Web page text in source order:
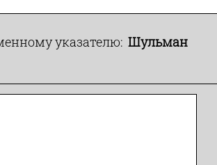
указателю: Шульман